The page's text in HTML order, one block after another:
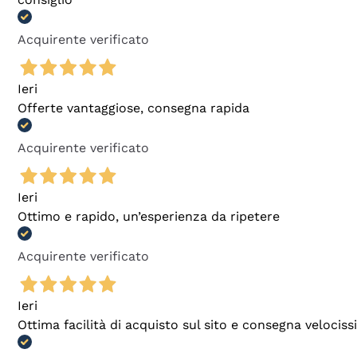
Acquirente verificato
Ieri
Offerte vantaggiose, consegna rapida
Acquirente verificato
Ieri
Ottimo e rapido, un’esperienza da ripetere
Acquirente verificato
Ieri
Ottima facilità di acquisto sul sito e consegna